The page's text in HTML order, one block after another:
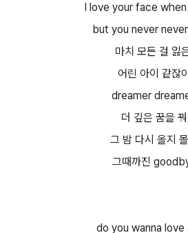
I love your face
but you never
마치 모든 걸 잃
어린 아이 같잖
dreamer
더 깊은 꿈을 꿔
그 밤 다시 올지
그때까진
do you wanna love